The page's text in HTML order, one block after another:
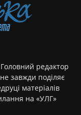
Головний редактор
завжди поділяє
матеріалів
на «УЛГ»